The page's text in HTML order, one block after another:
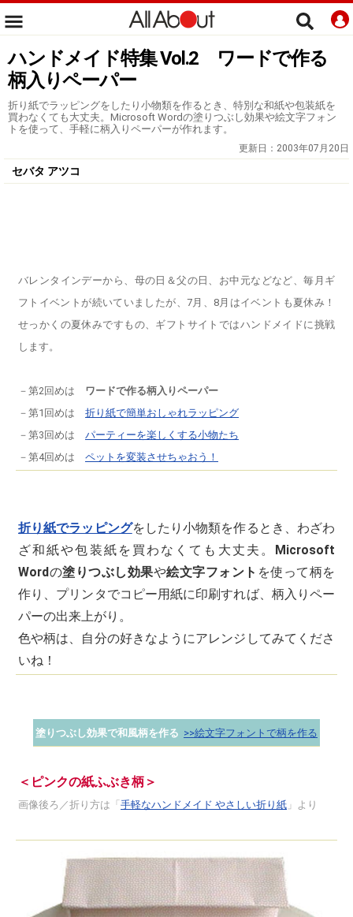
ハンドメイド特集 Vol.2 ワードで作る
柄入りペーパー
折り紙でラッピングをしたり小物類を作るとき、特別な和紙や包装紙を
買わなくても大丈夫。Microsoft Wordの塗りつぶし効果や絵文字フォン
トを使って、手軽に柄入りペーパーが作れます。
更新日： 2003年07月20日
セバタ アツコ
バレンタインデーから、母の日＆父の日、お中元などなど、毎月ギ
フトイベントが続いていましたが、7月、8月はイベントも夏休み！
せっかくの夏休みですもの、ギフトサイトではハンドメイドに挑戦
します。
－第2回めは ワードで作る柄入りペーパー
－第1回めは 折り紙で簡単おしゃれラッピング
－第3回めは パーティーを楽しくする小物たち
－第4回めは ペットを変装させちゃおう！
折り紙でラッピングをしたり小物類を作るとき、わざわ
ざ和紙や包装紙を買わなくても大丈夫。 Microsoft
Wordの塗りつぶし効果や絵文字フォント を使って柄を
作り、プリンタでコピー用紙に印刷すれば、柄入りペー
パーの出来上がり。
色や柄は、自分の好きなようにアレンジしてみてくださ
いね！
塗りつぶし効果で和風柄を作る >>絵文字フォントで柄を作る
＜ピンクの紙ふぶき柄＞
画像後ろ／折り方は「 手軽なハンドメイド やさしい折り紙 」より